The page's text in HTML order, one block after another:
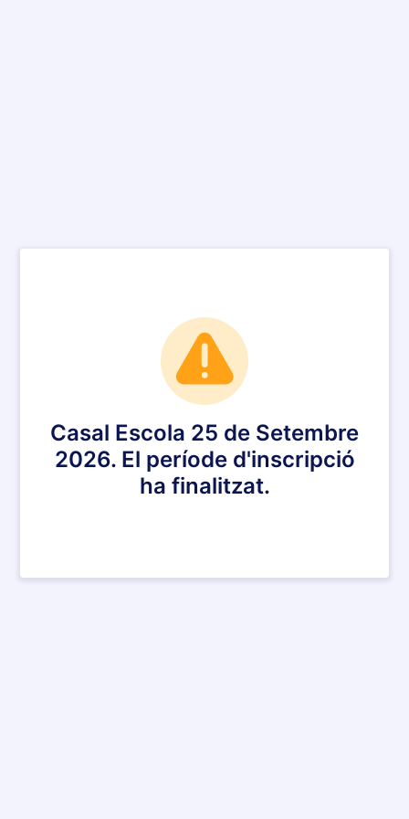
Casal Escola 25 de Setembre
2026. El període d'inscripció
ha finalitzat.